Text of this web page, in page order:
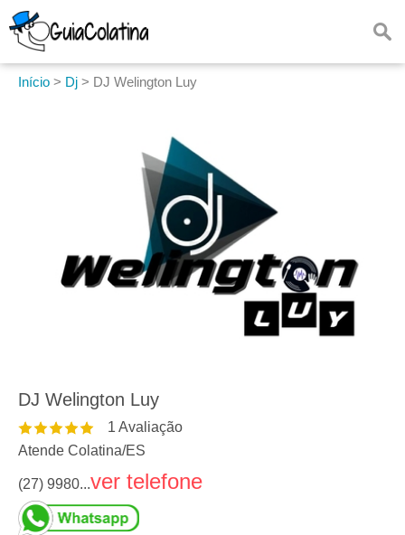
Início > Dj > DJ Welington Luy
DJ Welington Luy
1 Avaliação
Atende Colatina/ES
(27) 9980...ver telefone